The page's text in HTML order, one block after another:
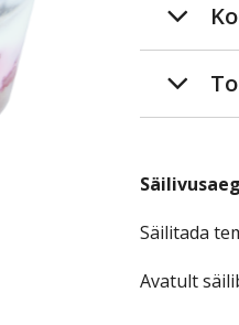
Säilitada
Avatult